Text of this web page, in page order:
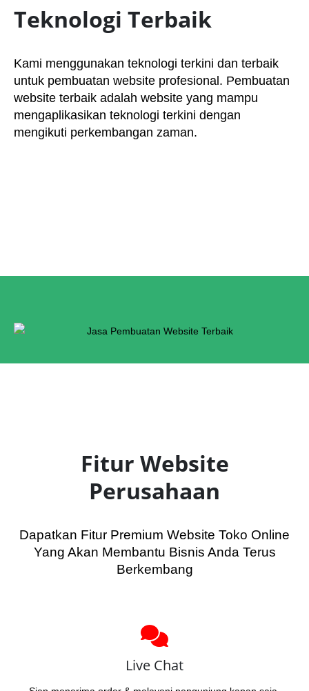
Teknologi Terbaik
Kami menggunakan teknologi terkini dan terbaik
untuk pembuatan website profesional. Pembuatan
website terbaik adalah website yang mampu
mengaplikasikan teknologi terkini dengan
mengikuti perkembangan zaman.
Fitur Website
Perusahaan
Dapatkan Fitur Premium Website Toko Online
Yang Akan Membantu Bisnis Anda Terus
Berkembang
Live Chat